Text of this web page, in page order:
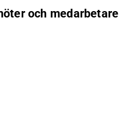
och medarbetare